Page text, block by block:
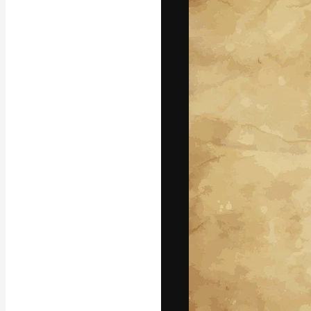
La plataforma
entre
estudios.